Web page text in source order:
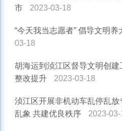
市
2023-03-18
“今天我当志愿者” 倡导文明
03-18
胡海运到浈江区督导文明创建
整改提升
2023-03-18
浈江区开展非机动车乱停乱
乱象 共建优良秩序
2023-03-